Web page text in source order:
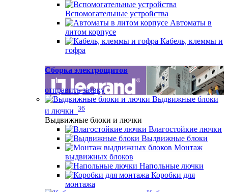
Вспомогательные устройства
Автоматы в
литом корпусе
Кабель, клеммы и
гофра
Сборка электрощитов
отправить заявку
Выдвижные блоки
и лючки 36
Выдвижные блоки и лючки
Влагостойкие лючки
Выдвижные блоки
Монтаж
выдвижных блоков
Напольные лючки
Коробки для
монтажа